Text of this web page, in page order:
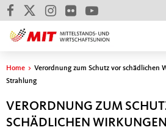
Sie sind hier
Home > Verordnung zum Schutz vor schädlichen
Strahlung
VERORDNUNG ZUM
SCHÄDLICHEN WIRKUNGEN